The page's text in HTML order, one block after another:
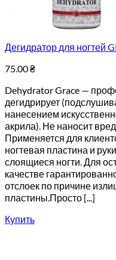
Дегидратор для ногтей
75.00₴
Dehydrator Grace —
дегидрирует
нанесением
акрила). Не наносит
Применяется для
ногтевая пластина и
слоящиеся ногти. Для
качестве
отслоек по причине
пластины.Просто [...]
Купить